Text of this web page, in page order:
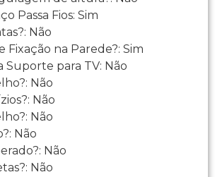
Passa Fios: Sim
Não
Fixação na Parede?: Sim
Suporte para TV: Não
Não
Não
Não
Não
Não
Não